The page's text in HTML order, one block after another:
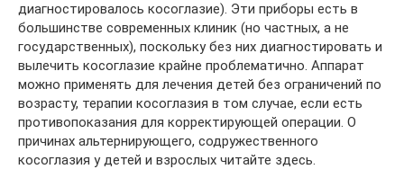
диагностировалось косоглазие). Эти приборы есть в
большинстве современных клиник (но частных, а не
государственных), поскольку без них диагностировать и
вылечить косоглазие крайне проблематично. Аппарат
можно применять для лечения детей без ограничений по
возрасту, терапии косоглазия в том случае, если есть
противопоказания для корректирующей операции. О
причинах альтернирующего, содружественного
косоглазия у детей и взрослых читайте здесь.